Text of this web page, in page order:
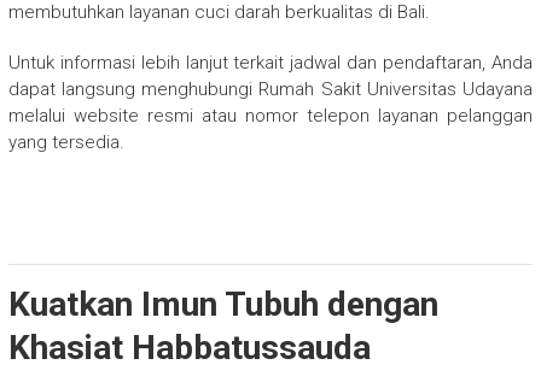
membutuhkan layanan cuci darah berkualitas di Bali.
Untuk informasi lebih lanjut terkait jadwal dan pendaftaran, Anda
dapat langsung menghubungi Rumah Sakit Universitas Udayana
melalui website resmi atau nomor telepon layanan pelanggan
yang tersedia.
Kuatkan Imun Tubuh dengan
Khasiat Habbatussauda